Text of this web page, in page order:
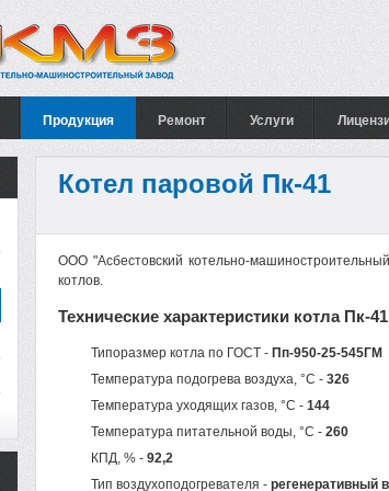
Продукция Ремонт Услуги
Котел паровой Пк-41
ООО "Асбестовский котельно-
котлов.
Технические характеристики котла Пк-
Типоразмер котла по ГОСТ - Пп-950-25-545ГМ
Температура подогрева воздуха, °C - 326
Температура уходящих газов, °C - 144
Температура питательной воды, °C - 260
КПД, % - 92,2
Тип воздухоподогревателя - регенеративный